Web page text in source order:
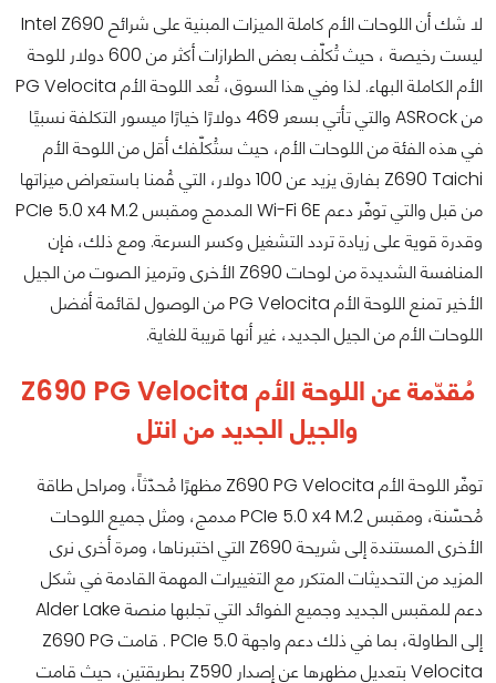
لا شك أن اللوحات الأم كاملة الميزات المبنية على شرائح Intel Z690
ليست رخيصة ، حيث تُكلّف بعض الطرازات أكثر من 600 دولار للوحة
الأم الكاملة البهاء. لذا وفي هذا السوق، تُعد اللوحة الأم PG Velocita
من ASRock والتي تأتي بسعر 469 دولارًا خيارًا ميسور التكلفة نسبيًا
في هذه الفئة من اللوحات الأم، حيث ستُكلّفك أقل من اللوحة الأم
Z690 Taichi بفارق يزيد عن 100 دولار، التي قُمنا باستعراض ميزاتها
من قبل والتي توفّر دعم Wi-Fi 6E المدمج ومقبس PCIe 5.0 x4 M.2
وقدرة قوية على زيادة تردد التشغيل وكسر السرعة. ومع ذلك، فإن
المنافسة الشديدة من لوحات Z690 الأخرى وترميز الصوت من الجيل
الأخير تمنع اللوحة الأم PG Velocita من الوصول لقائمة أفضل
اللوحات الأم من الجيل الجديد، غير أنها قريبة للغاية.
مُقدّمة عن اللوحة الأم Z690 PG Velocita
والجيل الجديد من انتل
توفّر اللوحة الأم Z690 PG Velocita مظهرًا مُحدّثاً، ومراحل طاقة
مُحسّنة، ومقبس PCIe 5.0 x4 M.2 مدمج، ومثل جميع اللوحات
الأخرى المستندة إلى شريحة Z690 التي اختبرناها، ومرة أخرى نرى
المزيد من التحديثات المتكرر مع التغييرات المهمة القادمة في شكل
دعم للمقبس الجديد وجميع الفوائد التي تجلبها منصة Alder Lake
إلى الطاولة، بما في ذلك دعم واجهة PCIe 5.0 . قامت Z690 PG
Velocita بتعديل مظهرها عن إصدار Z590 بطريقتين، حيث قامت